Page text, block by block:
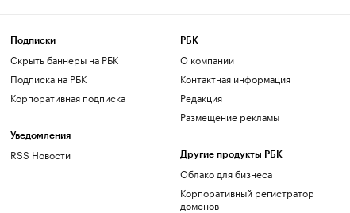
Подписки
Скрыть баннеры на РБК
Подписка на РБК
Корпоративная подписка
Уведомления
RSS Новости
РБК
О компании
Контактная информация
Редакция
Размещение рекламы
Другие продукты РБК
Облако для бизнеса
Корпоративный регистратор
доменов